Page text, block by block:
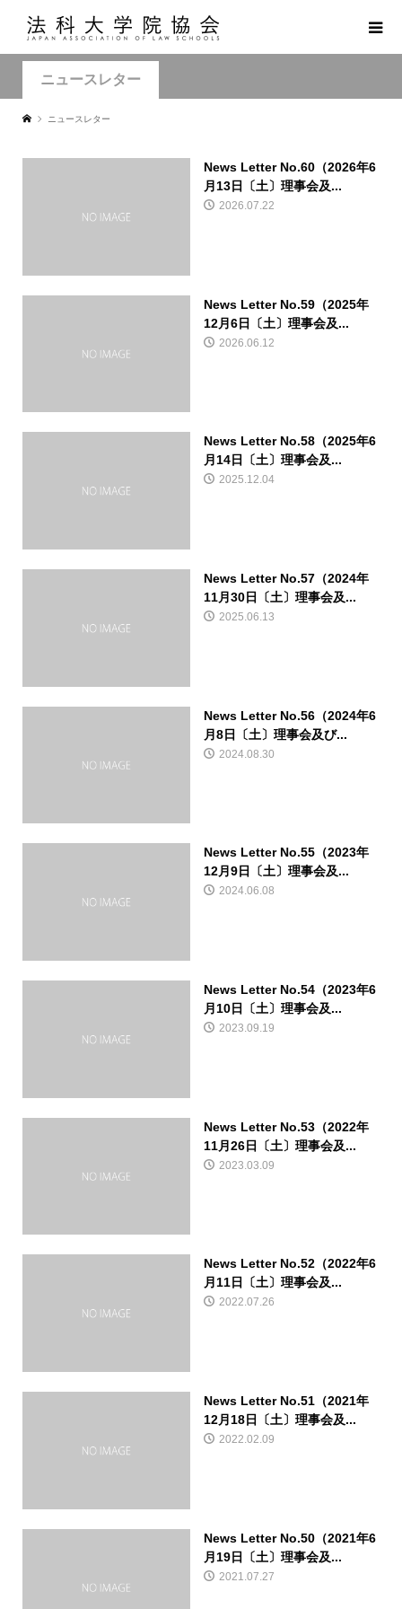
ニュースレター
ニュースレター
News Letter No.60（2026年6
月13日〔土〕理事会及...
2026.07.22
News Letter No.59（2025年
12月6日〔土〕理事会及...
2026.06.12
News Letter No.58（2025年6
月14日〔土〕理事会及...
2025.12.04
News Letter No.57（2024年
11月30日〔土〕理事会及...
2025.06.13
News Letter No.56（2024年6
月8日〔土〕理事会及び...
2024.08.30
News Letter No.55（2023年
12月9日〔土〕理事会及...
2024.06.08
News Letter No.54（2023年6
月10日〔土〕理事会及...
2023.09.19
News Letter No.53（2022年
11月26日〔土〕理事会及...
2023.03.09
News Letter No.52（2022年6
月11日〔土〕理事会及...
2022.07.26
News Letter No.51（2021年
12月18日〔土〕理事会及...
2022.02.09
News Letter No.50（2021年6
月19日〔土〕理事会及...
2021.07.27